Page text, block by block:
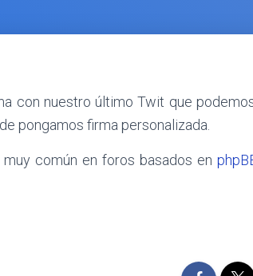
con nuestro último Twit que
pongamos firma personalizada.
común en foros basados en